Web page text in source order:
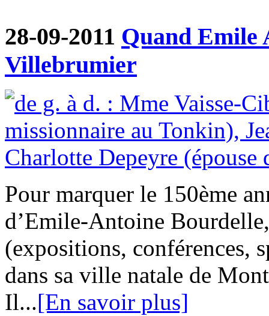
28-09-2011 Quand Emile
Villebrumier
Pour marquer le 150ème
d’Emile-Antoine
(expositions, conférences,
dans sa ville natale de
Il...[En savoir plus]